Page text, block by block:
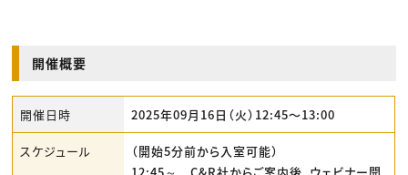
開催概要
開催日時 2025年09月16日（火）12:45〜13:00
スケジュール
（開始5分前から入室可能）